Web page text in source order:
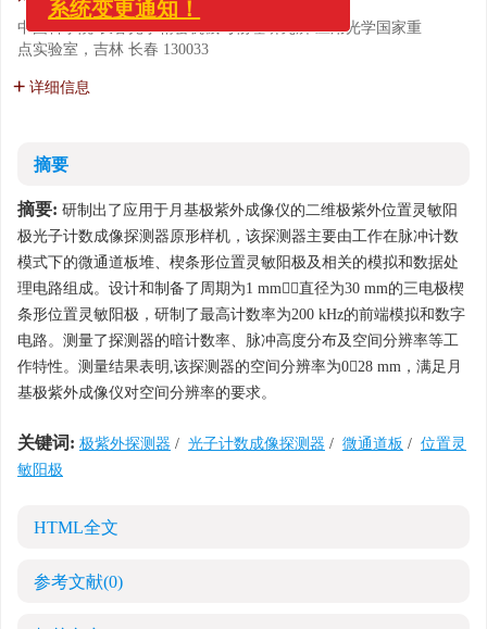
中国科学院 长春光学精密机械与物理研究所 应用光学国家重
点实验室，吉林 长春 130033
详细信息
摘要
摘要: 研制出了应用于月基极紫外成像仪的二维极紫外位置灵敏阳
极光子计数成像探测器原形样机，该探测器主要由工作在脉冲计数
模式下的微通道板堆、楔条形位置灵敏阳极及相关的模拟和数据处
理电路组成。设计和制备了周期为1 mm，直径为30 mm的三电极楔
条形位置灵敏阳极，研制了最高计数率为200 kHz的前端模拟和数字
电路。测量了探测器的暗计数率、脉冲高度分布及空间分辨率等工
作特性。测量结果表明,该探测器的空间分辨率为028 mm，满足月
基极紫外成像仪对空间分辨率的要求。
关键词: 极紫外探测器 / 光子计数成像探测器 / 微通道板 / 位置灵
敏阳极
HTML全文
参考文献(0)
系统变更通知！